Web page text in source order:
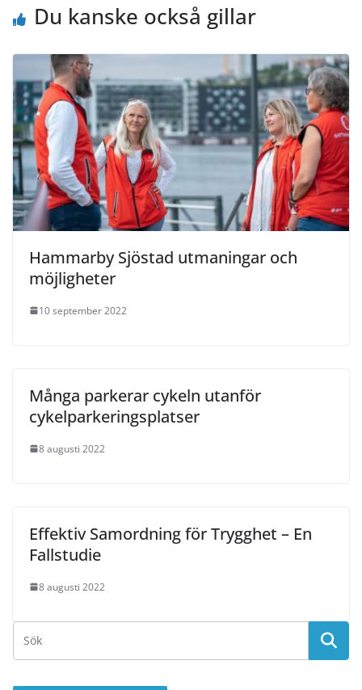
Du kanske också gillar
Hammarby Sjöstad utmaningar och
möjligheter
10 september 2022
Många parkerar cykeln utanför
cykelparkeringsplatser
8 augusti 2022
Effektiv Samordning för Trygghet – En
Fallstudie
8 augusti 2022